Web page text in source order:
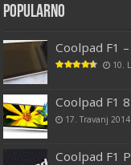
Popularno
Coolpad F1
10.
Coolpad F1
17. Travanj 2014
Coolpad F1